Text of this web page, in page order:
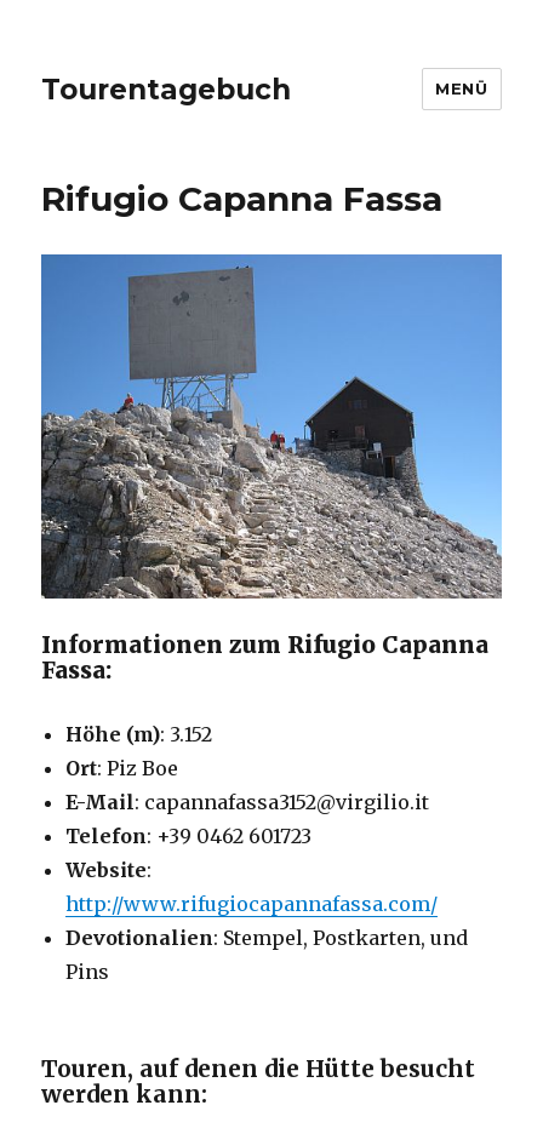
Tourentagebuch MENÜ
Rifugio Capanna Fassa
Informationen zum Rifugio Capanna
Fassa:
Höhe (m): 3.152
Ort: Piz Boe
E-Mail: capannafassa3152@virgilio.it
Telefon: +39 0462 601723
Website:
http://www.rifugiocapannafassa.com/
Devotionalien: Stempel, Postkarten, und
Pins
Touren, auf denen die Hütte besucht
werden kann: